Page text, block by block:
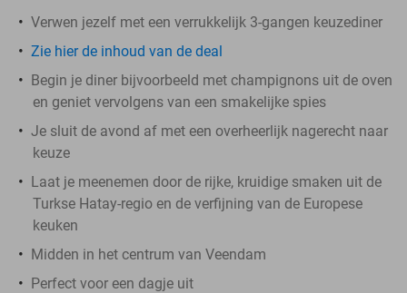
Verwen jezelf met een verrukkelijk 3-gangen keuzediner
Zie hierde inhoud van de deal
Begin je diner bijvoorbeeld met champignons uit de oven
en geniet vervolgens van een smakelijke spies
Je sluit de avond af met een overheerlijk nagerecht naar
keuze
Laat je meenemen door de rijke, kruidige smaken uit de
Turkse Hatay-regio en de verfijning van de Europese
keuken
Midden in het centrum van Veendam
Perfect voor een dagje uit